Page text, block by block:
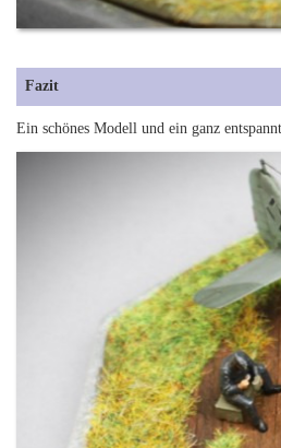
Fazit
Ein schönes Modell und ein ganz